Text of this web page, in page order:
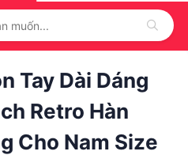
Tay Dài Dáng
Retro Hàn
Cho Nam Size